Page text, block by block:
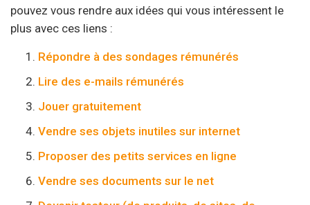
pouvez vous rendre aux idées qui vous intéressent le
plus avec ces liens :
Répondre à des sondages rémunérés
Lire des e-mails rémunérés
Jouer gratuitement
Vendre ses objets inutiles sur internet
Proposer des petits services en ligne
Vendre ses documents sur le net